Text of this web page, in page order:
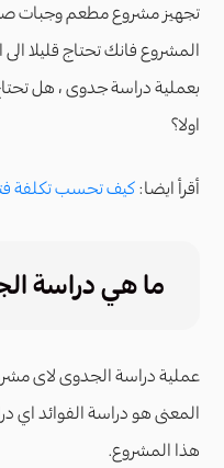
تجهيز مشروع مطعم وجبات
المشروع فانك تحتاج قليلا الى
بعملية دراسة جدوى ، هل
اولا؟
أقرأ ايضا:كيف تحسب تكلفة
ما هي دراسة
عملية دراسة الجدوى لاى
المعنى هو دراسة الفوائد
هذا المشروع.